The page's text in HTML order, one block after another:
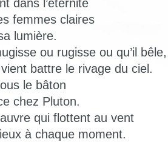
dans l’éternité
femmes claires
lumière.
ou rugisse ou qu’il bêle,
battre le rivage du ciel.
le bâton
chez Pluton.
qui flottent au vent
à chaque moment.